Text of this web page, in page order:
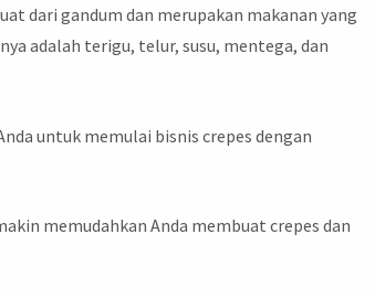
dari gandum dan merupakan makanan yang
adalah terigu, telur, susu, mentega, dan
untuk memulai bisnis crepes dengan
memudahkan Anda membuat crepes dan